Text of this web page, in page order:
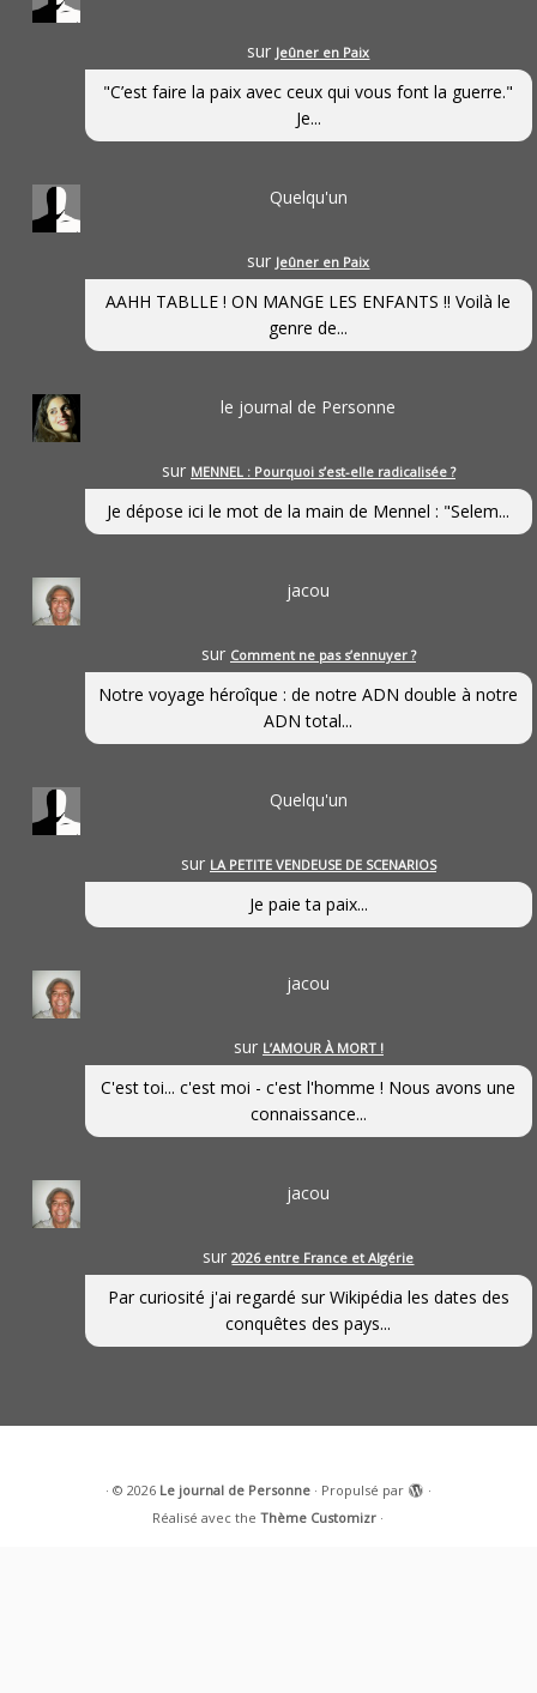
sur Jeûner en Paix
"C’est faire la paix avec ceux qui vous font la guerre."
Je...
Quelqu'un
sur Jeûner en Paix
AAHH TABLLE ! ON MANGE LES ENFANTS !! Voilà le
genre de...
le journal de Personne
sur MENNEL : Pourquoi s’est-elle radicalisée ?
Je dépose ici le mot de la main de Mennel : "Selem...
jacou
sur Comment ne pas s’ennuyer ?
Notre voyage héroîque : de notre ADN double à notre
ADN total...
Quelqu'un
sur LA PETITE VENDEUSE DE SCENARIOS
Je paie ta paix...
jacou
sur L’AMOUR À MORT !
C'est toi... c'est moi - c'est l'homme ! Nous avons une
connaissance...
jacou
sur2026 entre France et Algérie
Par curiosité j'ai regardé sur Wikipédia les dates des
conquêtes des pays...
· © 2026 Le journal de Personne· Propulsé par
·
Réalisé avec theThème Customizr ·